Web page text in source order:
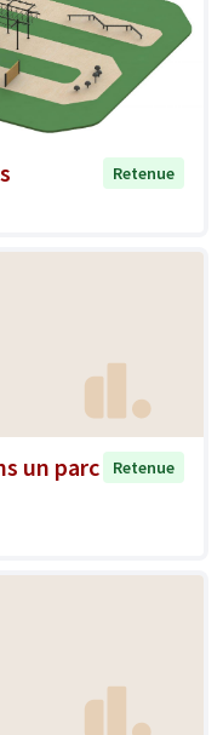
Retenue
un parc
Retenue